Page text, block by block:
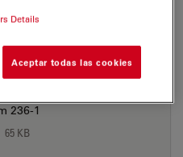
236-1
65 KB
Details
Aceptar todas las cookies